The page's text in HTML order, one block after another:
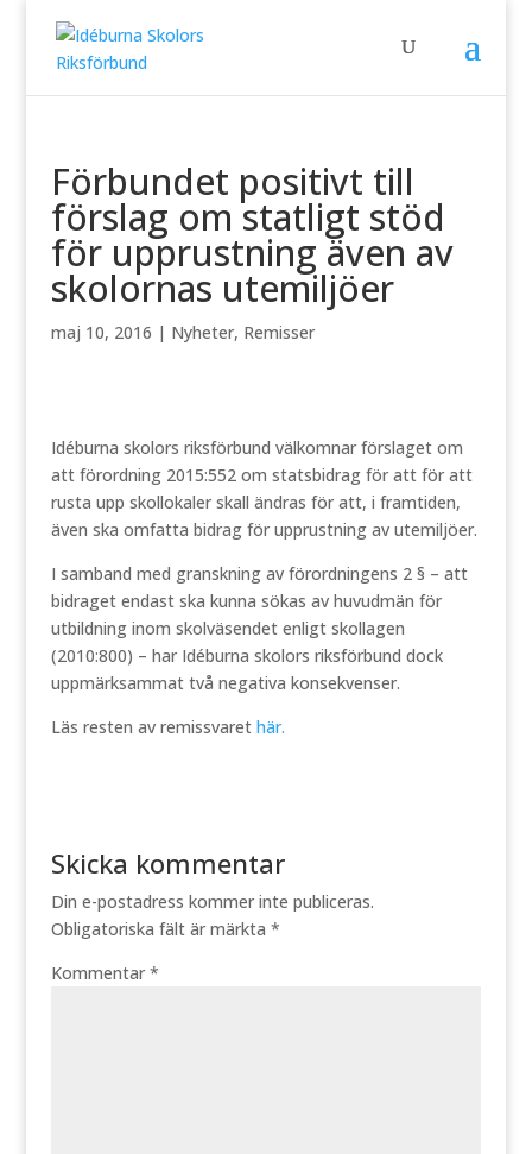
Förbundet positivt till
förslag om statligt stöd
för upprustning även av
skolornas utemiljöer
maj 10, 2016 | Nyheter, Remisser
Idéburna skolors riksförbund välkomnar förslaget om
att förordning 2015:552 om statsbidrag för att för att
rusta upp skollokaler skall ändras för att, i framtiden,
även ska omfatta bidrag för upprustning av utemiljöer.
I samband med granskning av förordningens 2 § – att
bidraget endast ska kunna sökas av huvudmän för
utbildning inom skolväsendet enligt skollagen
(2010:800) – har Idéburna skolors riksförbund dock
uppmärksammat två negativa konsekvenser.
Läs resten av remissvaret här.
Skicka kommentar
Din e-postadress kommer inte publiceras.
Obligatoriska fält är märkta *
Kommentar *